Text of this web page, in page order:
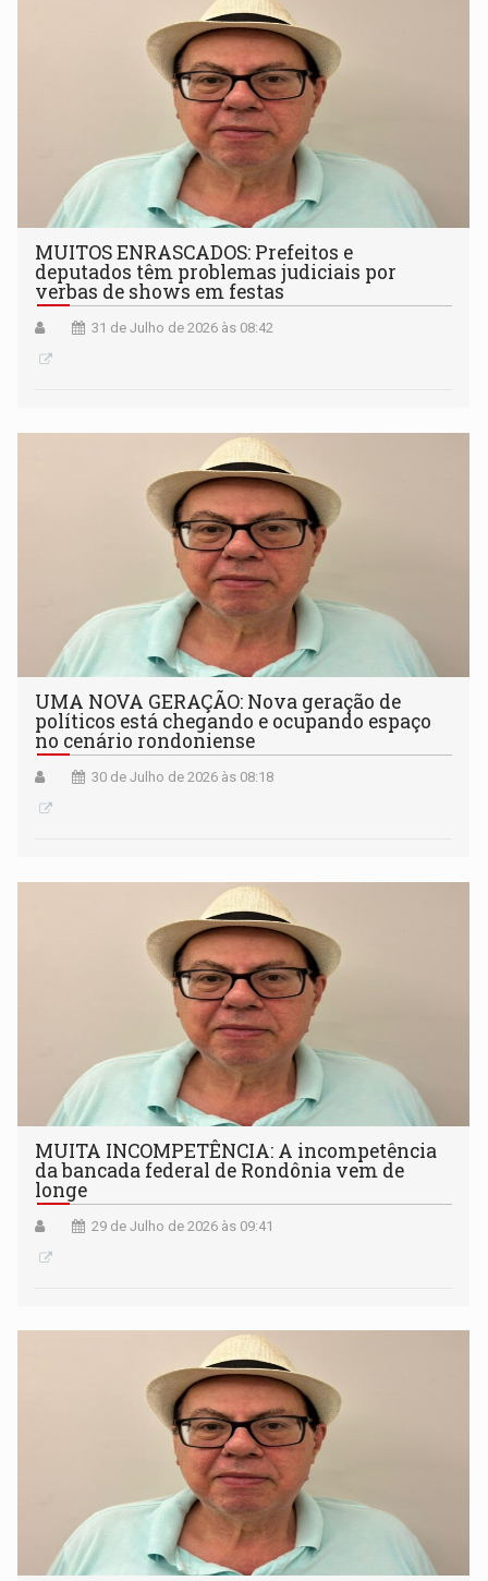
MUITOS ENRASCADOS: Prefeitos e
deputados têm problemas judiciais por
verbas de shows em festas
31 de Julho de 2026 às 08:42
UMA NOVA GERAÇÃO: Nova geração de
políticos está chegando e ocupando espaço
no cenário rondoniense
30 de Julho de 2026 às 08:18
MUITA INCOMPETÊNCIA: A incompetência
da bancada federal de Rondônia vem de
longe
29 de Julho de 2026 às 09:41